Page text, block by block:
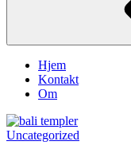
Hjem
Kontakt
Om
Uncategorized